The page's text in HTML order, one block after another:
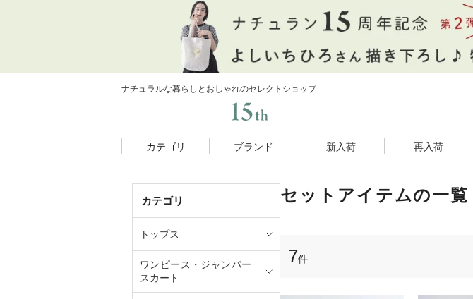
ナチュラルな暮らしとおしゃれのセレクトショップ
カテゴリ ブランド 新入荷 再入荷
カテゴリ
トップス
ワンピース・ジャンパー
スカート
セットアイテムの一覧
7件